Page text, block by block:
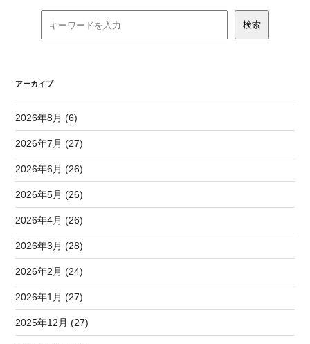
アーカイブ
2026年8月 (6)
2026年7月 (27)
2026年6月 (26)
2026年5月 (26)
2026年4月 (26)
2026年3月 (28)
2026年2月 (24)
2026年1月 (27)
2025年12月 (27)